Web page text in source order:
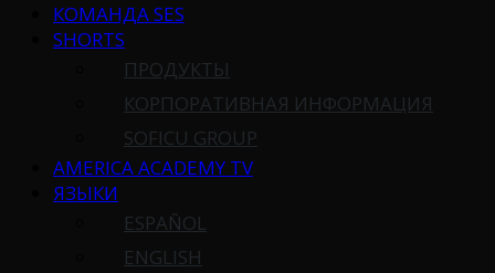
КОМАНДА SES
SHORTS
ПРОДУКТЫ
КОРПОРАТИВНАЯ ИНФОРМАЦИЯ
SOFICU GROUP
AMERICA ACADEMY TV
ЯЗЫКИ
ESPAÑOL
ENGLISH